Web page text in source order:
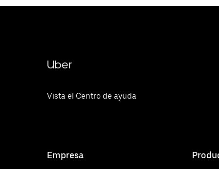
Uber
Vista el Centro de ayuda
Empresa